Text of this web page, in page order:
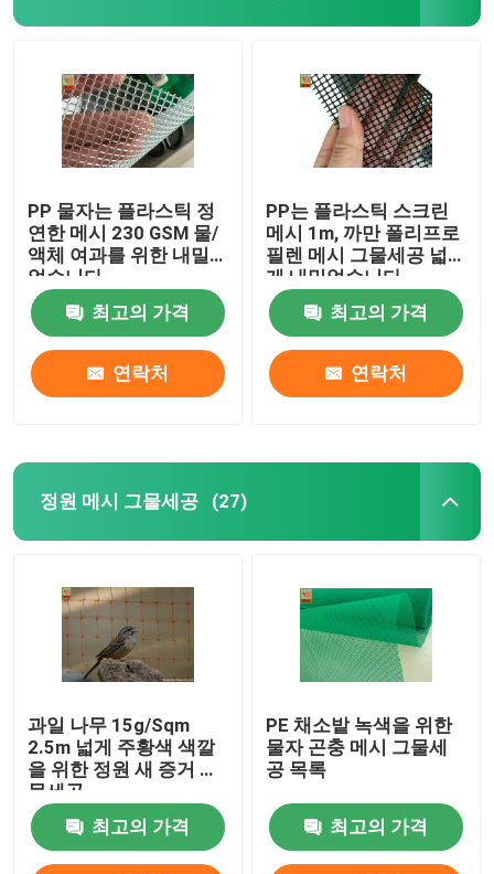
PP 물자는 플라스틱 정
연한 메시 230 GSM 물/
액체 여과를 위한 내밀
었습니다
최고의 가격
연락처
PP는 플라스틱 스크린
메시 1m, 까만 폴리프로
필렌 메시 그물세공 넓
게 내밀었습니다
최고의 가격
연락처
정원 메시 그물세공 (27)
과일 나무 15g/Sqm
2.5m 넓게 주황색 색깔
을 위한 정원 새 증거 그
물세공
최고의 가격
PE 채소밭 녹색을 위한
물자 곤충 메시 그물세
공 목록
최고의 가격